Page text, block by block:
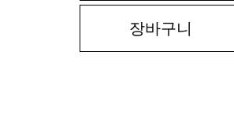
장바구니